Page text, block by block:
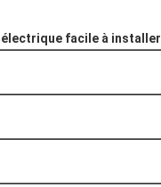
électrique facile à installer